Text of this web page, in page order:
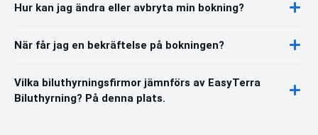
Hur kan jag ändra eller avbryta min bokning?
När får jag en bekräftelse på bokningen?
Vilka biluthyrningsfirmor jämnförs av EasyTerra
Biluthyrning? På denna plats.